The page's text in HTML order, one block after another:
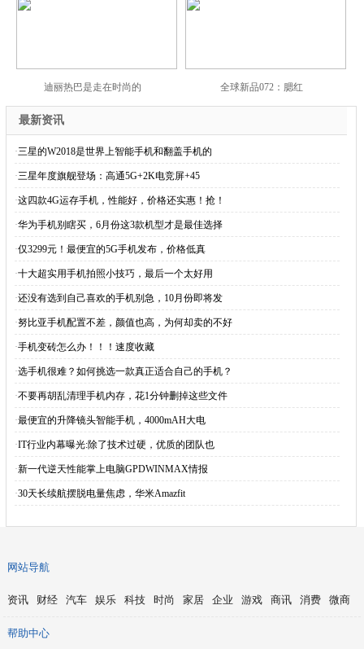
迪丽热巴是走在时尚的 全球新品072：腮红
最新资讯
·三星的W2018是世界上智能手机和翻盖手机的
·三星年度旗舰登场：高通5G+2K电竞屏+45
·这四款4G运存手机，性能好，价格还实惠！抢！
·华为手机别瞎买，6月份这3款机型才是最佳选择
·仅3299元！最便宜的5G手机发布，价格低真
·十大超实用手机拍照小技巧，最后一个太好用
·还没有选到自己喜欢的手机别急，10月份即将发
·努比亚手机配置不差，颜值也高，为何却卖的不好
·手机变砖怎么办！！！速度收藏
·选手机很难？如何挑选一款真正适合自己的手机？
·不要再胡乱清理手机内存，花1分钟删掉这些文件
·最便宜的升降镜头智能手机，4000mAH大电
·IT行业内幕曝光:除了技术过硬，优质的团队也
·新一代逆天性能掌上电脑GPDWINMAX情报
·30天长续航摆脱电量焦虑，华米Amazfit
网站导航
资讯 财经 汽车 娱乐 科技 时尚 家居 企业 游戏 商讯 消费 微商
帮助中心